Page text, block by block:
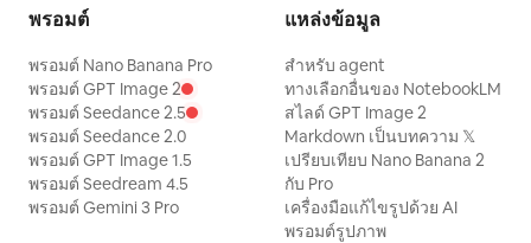
พรอมต์
พรอมต์ Nano Banana Pro
พรอมต์ GPT Image 2
พรอมต์ Seedance 2.5
พรอมต์ Seedance 2.0
พรอมต์ GPT Image 1.5
พรอมต์ Seedream 4.5
พรอมต์ Gemini 3 Pro
แหล่งข้อมูล
สำหรับ agent
ทางเลือกอื่นของ NotebookLM
สไลด์ GPT Image 2
Markdown เป็นบทความ 𝕏
เปรียบเทียบ Nano Banana 2
กับ Pro
เครื่องมือแก้ไขรูปด้วย AI
พรอมต์รูปภาพ